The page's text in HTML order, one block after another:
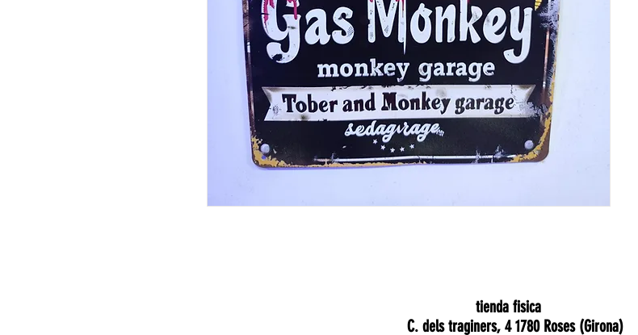
tienda fisica
C. dels traginers, 4 1780 Roses (Girona)